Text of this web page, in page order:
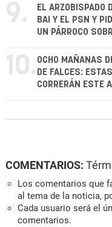
9.
EL ARZOBISPADO
BAI Y EL PSN Y
UN PÁRROCO
10. OCHO MAÑANAS
DE FALCES:
CORRERÁN ESTE
COMENTARIOS:
Los comentarios que
al tema de la noticia,
Cada usuario será el
comentarios.